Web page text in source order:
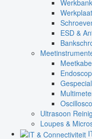
ESD &
Ultrasoon
Loupes &